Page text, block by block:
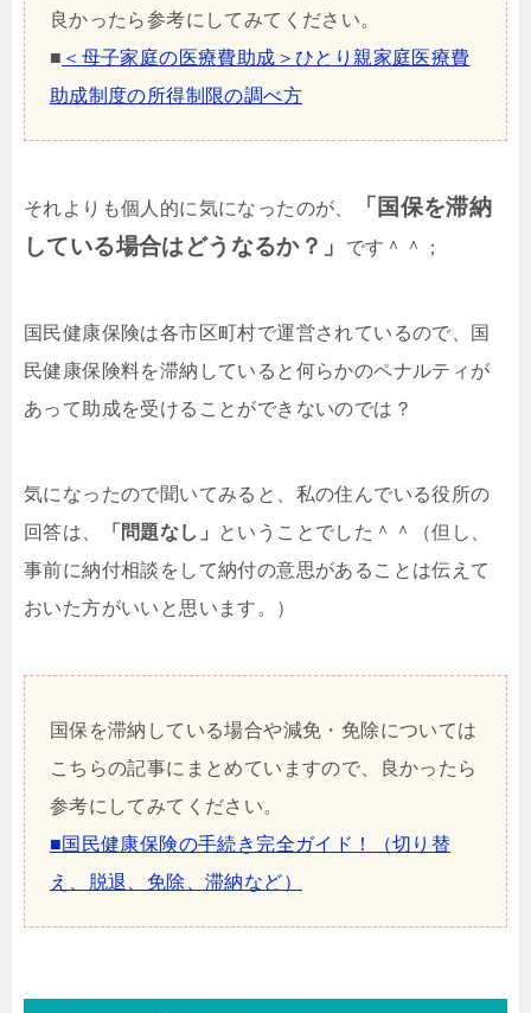
良かったら参考にしてみてください。
■ ＜母子家庭の医療費助成＞ひとり親家庭医療費
助成制度の所得制限の調べ方
それよりも個人的に気になったのが、
「国保を滞納
している場合はどうなるか？」
です＾＾；
国民健康保険は各市区町村で運営されているので、国
民健康保険料を滞納していると何らかのペナルティが
あって助成を受けることができないのでは？
気になったので聞いてみると、私の住んでいる役所の
回答は、
「問題なし」
ということでした＾＾（但し、
事前に納付相談をして納付の意思があることは伝えて
おいた方がいいと思います。）
国保を滞納している場合や減免・免除については
こちらの記事にまとめていますので、良かったら
参考にしてみてください。
■国民健康保険の手続き完全ガイド！（切り替
え、脱退、免除、滞納など）